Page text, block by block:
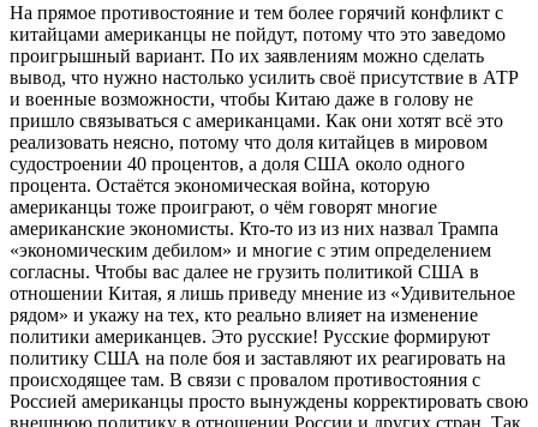
На прямое противостояние и тем более горячий конфликт с
китайцами американцы не пойдут, потому что это заведомо
проигрышный вариант. По их заявлениям можно сделать
вывод, что нужно настолько усилить своё присутствие в АТР
и военные возможности, чтобы Китаю даже в голову не
пришло связываться с американцами. Как они хотят всё это
реализовать неясно, потому что доля китайцев в мировом
судостроении 40 процентов, а доля США около одного
процента. Остаётся экономическая война, которую
американцы тоже проиграют, о чём говорят многие
американские экономисты. Кто-то из из них назвал Трампа
«экономическим дебилом» и многие с этим определением
согласны. Чтобы вас далее не грузить политикой США в
отношении Китая, я лишь приведу мнение из «Удивительное
рядом» и укажу на тех, кто реально влияет на изменение
политики американцев. Это русские! Русские формируют
политику США на поле боя и заставляют их реагировать на
происходящее там. В связи с провалом противостояния с
Россией американцы просто вынуждены корректировать свою
внешнюю политику в отношении России и других стран. Так